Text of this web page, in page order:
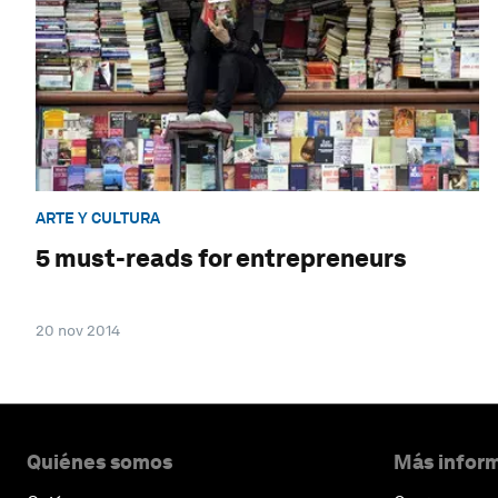
ARTE Y CULTURA
5 must-reads for entrepreneurs
20 nov 2014
Quiénes somos Más